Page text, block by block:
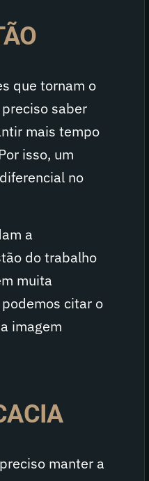
que tornam o
saber
mais tempo
isso, um
no
a
do trabalho
muita
citar o
imagem
manter a